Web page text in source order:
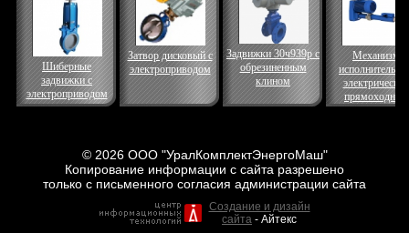
Шиберные
задвижки с
электроприводом
Затвор дисковый с
электроприводом
Задвижки 30ч939р с
обрезиненным
клином
Механизм
электрический
прямоходный
© 2026 ООО "УралКомплектЭнергоМаш"
Копирование информации с сайта разрешено
только с письменного согласия администрации сайта
Создание и дизайн
сайта - Айтекс